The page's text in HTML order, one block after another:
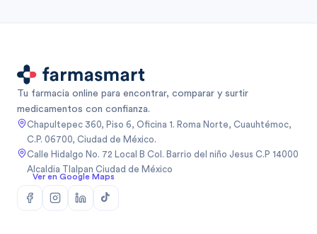
Tu farmacia online para encontrar, comparar y surtir
medicamentos con confianza.
Chapultepec 360, Piso 6, Oficina 1. Roma Norte, Cuauhtémoc,
C.P. 06700, Ciudad de México.
Calle Hidalgo No. 72 Local B Col. Barrio del niño Jesus C.P 14000
Alcaldia Tlalpan Ciudad de México
Ver en Google Maps